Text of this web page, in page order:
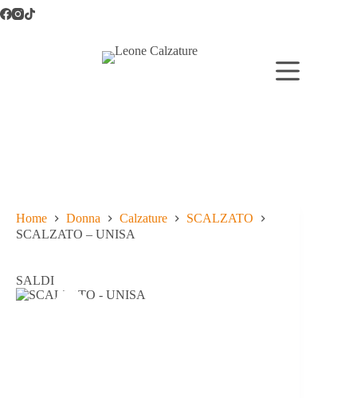
Salta
al
Home Donna Calzature
SCALZATO
SCALZATO – UNISA
SALDI